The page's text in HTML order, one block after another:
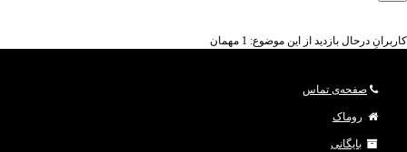
کاربرانِ درحال بازدید از این موضوع: 1 مهمان
صفحه‌ی تماس
روماک
بایگانی